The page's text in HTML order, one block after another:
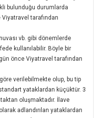
bulunduğu durumlarda
tarafından
vb. gibi dönemlerde
kullanılabilir. Böyle bir
önce Viyatravel tarafından
verilebilmekte olup, bu tip
yataklardan küçüktür. 3
oluşmaktadır. İlave
adlandırılan yataklardan